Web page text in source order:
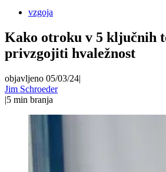
vzgoja
Kako otroku v 5 ključnih
privzgojiti hvaležnost
objavljeno 05/03/24|
Jim Schroeder
|5 min branja